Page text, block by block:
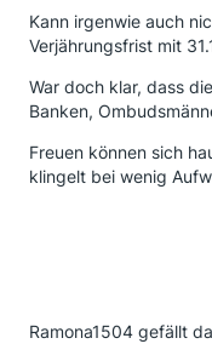
Welcher
senden? Für die
die Verträge nicht
Sorry ist bestimmt
(bin blond )
Kann irgenwie auch
Verjährungsfrist mit
War doch klar, dass
Banken,
Freuen können sich
klingelt bei wenig
Ramona1504 gefällt